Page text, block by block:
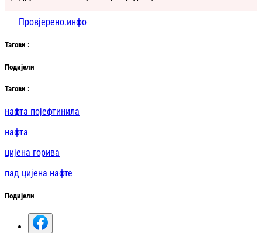
Провјерено.инфо
Тагови :
Подијели
Тагови :
нафта појефтинила
нафта
цијена горива
пад цијена нафте
Подијели